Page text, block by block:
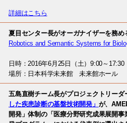
詳細はこちら
夏目センター長がオーガナイザーを務
Robotics and Semantic Systems for
日時：2016年6月25日（土）9:00～17:30
場所：日本科学未来館 未来館ホール
五島直樹チーム長がプロジェクトリーダ
した疾患診断の基盤技術開発」 が、
開発」体制の「医療分野研究成果展開